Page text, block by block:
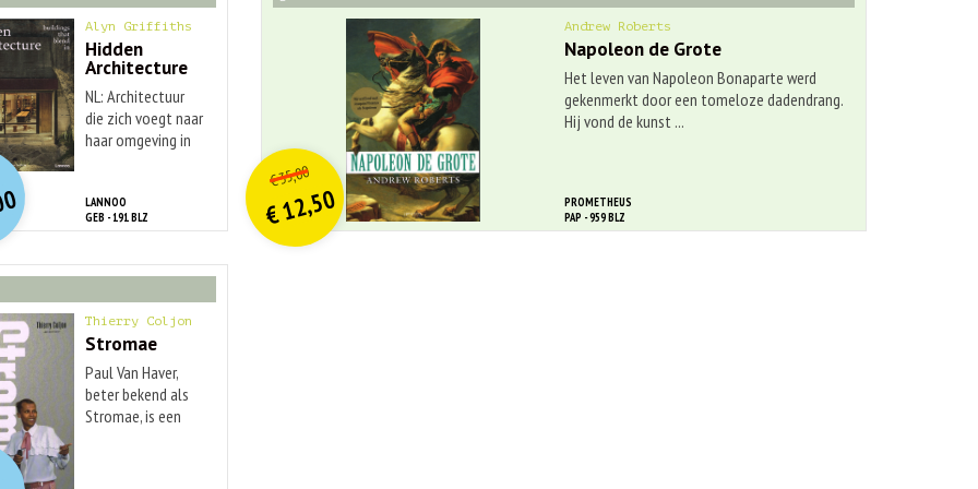
LANNOO
GEB - 191 BLZ
Alyn Griffiths
Hidden
Architecture
NL: Architectuur
die zich voegt naar
haar omgeving in
centraal ...
€ 45,00.
€ 15,00.
PROMETHEUS
PAP - 959 BLZ
Andrew Roberts
Napoleon de Grote
Het leven van Napoleon Bonaparte werd
gekenmerkt door een tomeloze dadendrang.
Hij vond de kunst ...
€35,00O
orspr
onkelijke
prijs
was:
€ 35,00.
€12,50
Huidige
prijs
is:€ 12,50.
Thierry Coljon
Stromae
Paul Van Haver,
beter bekend als
Stromae, is een
prijs
prijs